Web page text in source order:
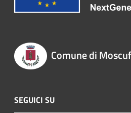
Comune di
SEGUICI SU